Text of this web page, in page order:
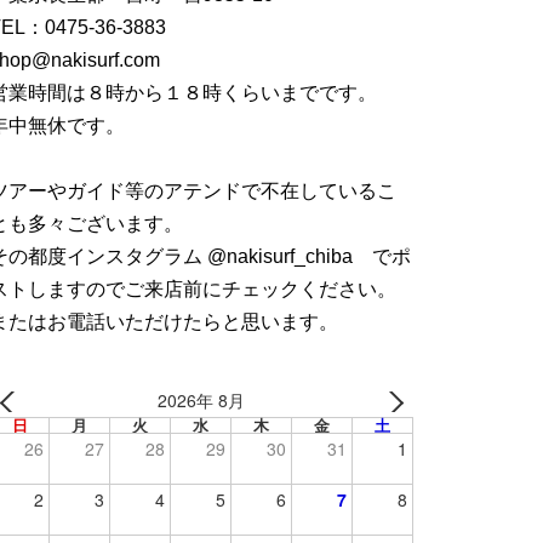
： 0475-36-3883
業時間は８時から１８時くらいまでです。
中無休です。
アーやガイド等のアテンドで不在しているこ
も多々ございます。
の都度インスタグラム @nakisurf_chiba でポ
トしますのでご来店前にチェックください。
たはお電話いただけたらと思います。
2026年 8月
日 月 火 水 木 金 土
26 27 28 29 30 31 1
2 3 4 5 6 7 8